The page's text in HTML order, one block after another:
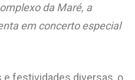
da Maré, a
em concerto especial
e festividades diversas, o